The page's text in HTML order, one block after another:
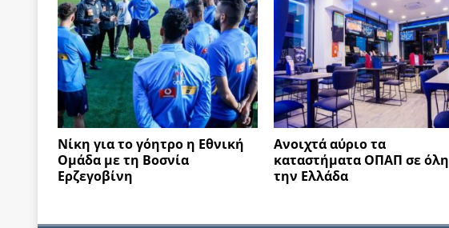
Νίκη για το γόητρο η Εθνική
Ομάδα με τη Βοσνία
Ερζεγοβίνη
Ανοιχτά αύριο τα
καταστήματα ΟΠΑΠ σε όλη
την Ελλάδα